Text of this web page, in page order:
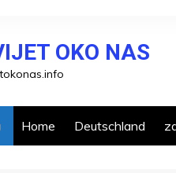
OKO NAS
Home Deutschland